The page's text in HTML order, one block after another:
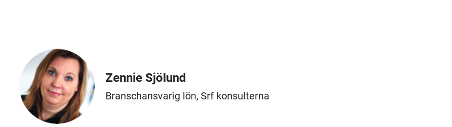
Zennie Sjölund
Branschansvarig lön, Srf konsulterna